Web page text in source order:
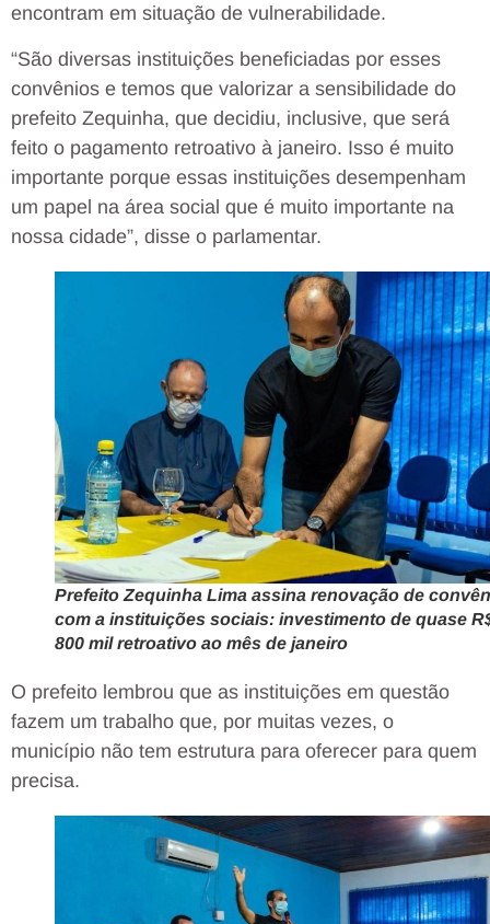
encontram em situação de vulnerabilidade.
“São diversas instituições beneficiadas por esses
convênios e temos que valorizar a sensibilidade do
prefeito Zequinha, que decidiu, inclusive, que será
feito o pagamento retroativo à janeiro. Isso é muito
importante porque essas instituições desempenham
um papel na área social que é muito importante na
nossa cidade”, disse o parlamentar.
Prefeito Zequinha Lima assina renovação de
com a instituições sociais: investimento de quase
800 mil retroativo ao mês de janeiro
O prefeito lembrou que as instituições em questão
fazem um trabalho que, por muitas vezes, o
município não tem estrutura para oferecer para quem
precisa.